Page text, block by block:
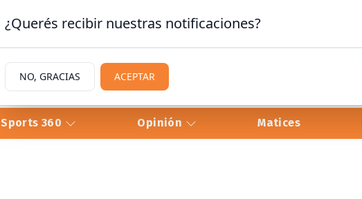
Sports 360 Opinión Matices
¿Querés recibir nuestras notificaciones?
NO, GRACIAS ACEPTAR